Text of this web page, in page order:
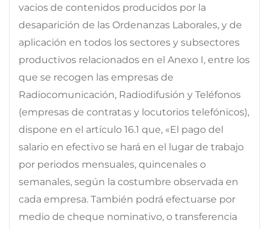
vacios de contenidos producidos por la
desaparición de las Ordenanzas Laborales, y de
aplicación en todos los sectores y subsectores
productivos relacionados en el Anexo I, entre los
que se recogen las empresas de
Radiocomunicación, Radiodifusión y Teléfonos
(empresas de contratas y locutorios telefónicos),
dispone en el artículo 16.1 que, «El pago del
salario en efectivo se hará en el lugar de trabajo
por periodos mensuales, quincenales o
semanales, según la costumbre observada en
cada empresa. También podrá efectuarse por
medio de cheque nominativo, o transferencia